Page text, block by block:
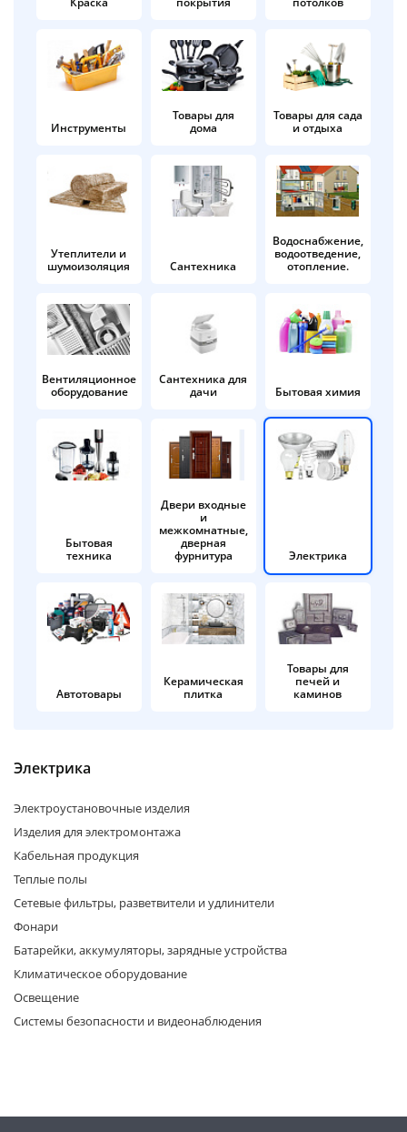
Инструменты
Товары для
дома
Товары для сада
и отдыха
Утеплители и
шумоизоляция
Сантехника
Водоснабжение,
водоотведение,
отопление.
Вентиляционное
оборудование
Сантехника для
дачи
Бытовая химия
Бытовая
техника
Двери входные
и
межкомнатные,
дверная
фурнитура
Электрика
Автотовары
Керамическая
плитка
Товары для
печей и
каминов
Электрика
Электроустановочные изделия
Изделия для электромонтажа
Кабельная продукция
Теплые полы
Сетевые фильтры, разветвители и удлинители
Фонари
Батарейки, аккумуляторы, зарядные устройства
Климатическое оборудование
Освещение
Системы безопасности и видеонаблюдения
в корзину
Оплачивайте сегодня только
25% картой любого банка
Получайте товар
выбранный способом
Оставшиеся
% будут
по25%каждые 2 недели
Подробнее
об оплате Плайтом
раз в 2
недели
раз в 2 недели
Остались вопросы?
8 800 302-02-51
plait.ru